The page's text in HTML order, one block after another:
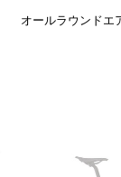
オールラウンドエ